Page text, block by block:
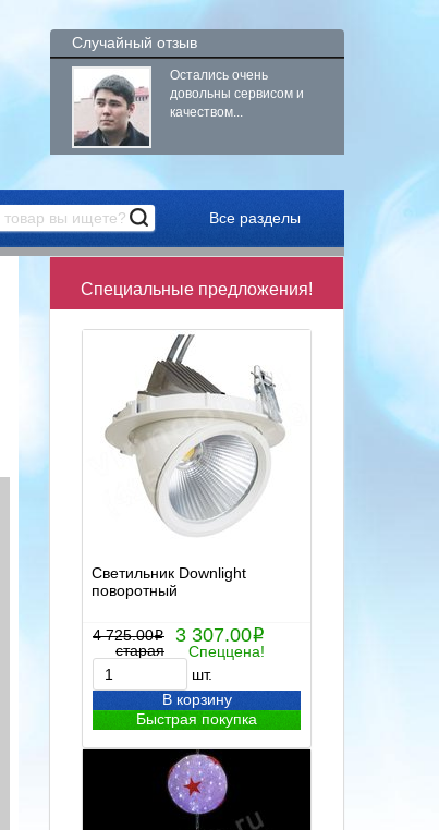
Случайный отзыв
Остались очень
довольны сервисом и
качеством...
Все разделы
Специальные предложения!
Светильник Downlight
поворотный
4 725.00i
старая
3 307.00i
Спеццена!
шт.
В корзину
Быстрая покупка